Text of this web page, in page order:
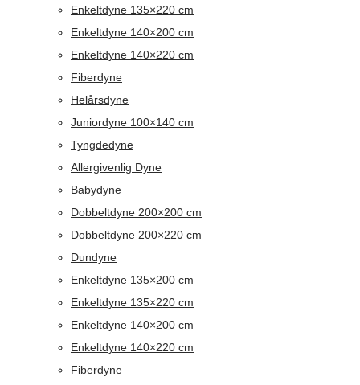
Enkeltdyne 135×220 cm
Enkeltdyne 140×200 cm
Enkeltdyne 140×220 cm
Fiberdyne
Helårsdyne
Juniordyne 100×140 cm
Tyngdedyne
Allergivenlig Dyne
Babydyne
Dobbeltdyne 200×200 cm
Dobbeltdyne 200×220 cm
Dundyne
Enkeltdyne 135×200 cm
Enkeltdyne 135×220 cm
Enkeltdyne 140×200 cm
Enkeltdyne 140×220 cm
Fiberdyne